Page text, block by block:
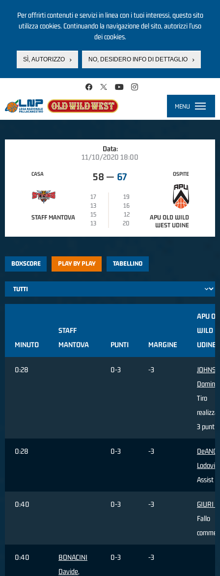
Per offrirti contenuti e servizi in linea con i tuoi interessi, questo sito
utilizza cookies. Continuando la navigazione del sito, autorizzi l’uso
dei cookies.
SÌ, AUTORIZZO NO, DESIDERO INFO DI DETTAGLIO
MENU
Data:
11/10/2020 18:00
CASA
STAFF MANTOVA
58 — 67
17
19
13
16
15
12
13
20
OSPITE
APU OLD WILD
WEST UDINE
BOXSCORE PLAY BY PLAY TABELLINO
MINUTO
STAFF
MANTOVA
PUNTI MARGINE
APU
WILD
UDINE
0:28 0-3 -3
Tiro
3 punti
0:28 0-3 -3
Assist
0:40 0-3 -3
GIURI
Fallo
0:40
BONACINI
Davide,
0-3 -3